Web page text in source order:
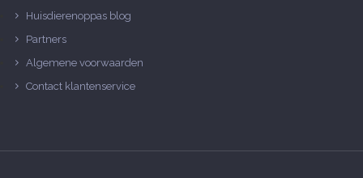
Huisdierenoppas blog
Partners
Algemene voorwaarden
Contact klantenservice